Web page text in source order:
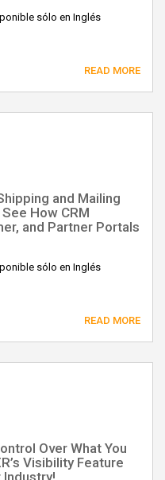
sólo en Inglés
READ MORE
and Mailing
How CRM
and Partner Portals
sólo en Inglés
READ MORE
Over What You
Visibility Feature